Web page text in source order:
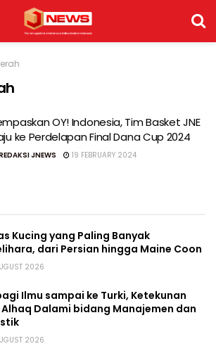
OY! Indonesia, Tim Basket JNE
ke Perdelapan Final Dana Cup 2024
JNEWS 19 FEBRUARY 2024
Kucing yang Paling Banyak
dari Persian hingga Maine Coon
2026
Ilmu sampai ke Turki, Ketekunan
Alhaq Dalami bidang Manajemen dan
2026